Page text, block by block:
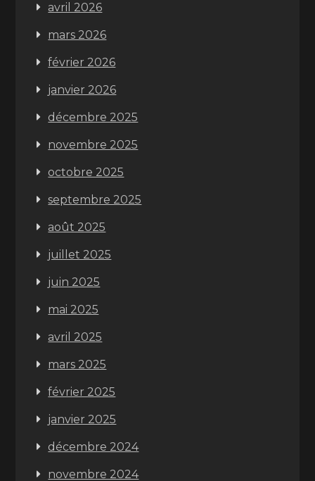
avril 2026
mars 2026
février 2026
janvier 2026
décembre 2025
novembre 2025
octobre 2025
septembre 2025
août 2025
juillet 2025
juin 2025
mai 2025
avril 2025
mars 2025
février 2025
janvier 2025
décembre 2024
novembre 2024